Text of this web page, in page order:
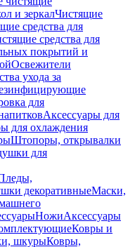
и зеркалЧистящие
средства для
средства для
покрытий и
Освежители
ухода за
для
Аксессуары для
для охлаждения
Штопоры, открывалки
для
декоративныеМаски,
НожиАксессуары
Ковры и
шкурыКовры,